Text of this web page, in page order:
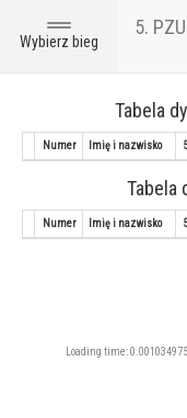
Toggle
navigation
Wybierz bieg
5.
Tabela
Numer Imię i nazwisko
Tabela
Numer Imię i nazwisko
Loading time: